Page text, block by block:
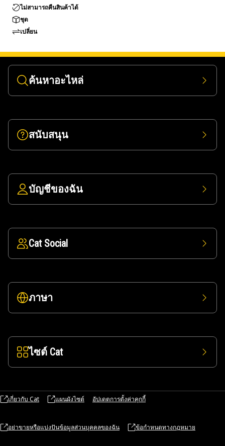
ไม่สามารถคืนสินค้าได้
ชุด
เปลี่ยน
ค้นหาอะไหล่
สนับสนุน
บัญชีของฉัน
Cat Social
ภาษา
ไซต์ Cat
เกี่ยวกับ Cat แผนผังไซต์ อัปเดตการตั้งค่าคุกกี้
อย่าขายหรือแบ่งปันข้อมูลส่วนบุคคลของฉัน ข้อกำหนดทางกฎหมาย